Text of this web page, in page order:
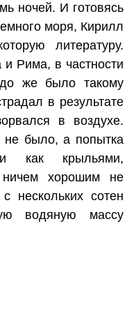
ночей. И готовясь
моря, Кирилл
литературу.
Рима, в частности
же было такому
в результате
в воздухе.
было, а попытка
как крыльями,
хорошим не
нескольких сотен
водяную массу